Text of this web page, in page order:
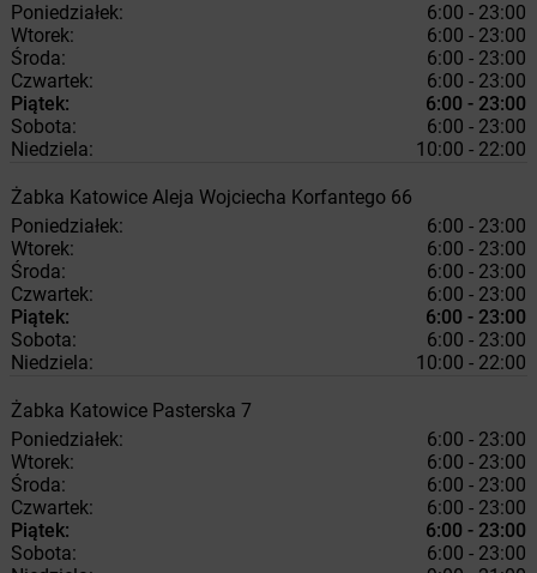
Poniedziałek:
6:00 - 23:00
Wtorek:
6:00 - 23:00
Środa:
6:00 - 23:00
Czwartek:
6:00 - 23:00
Piątek:
6:00 - 23:00
Sobota:
6:00 - 23:00
Niedziela:
10:00 - 22:00
Żabka Katowice Aleja Wojciecha Korfantego 66
Poniedziałek:
6:00 - 23:00
Wtorek:
6:00 - 23:00
Środa:
6:00 - 23:00
Czwartek:
6:00 - 23:00
Piątek:
6:00 - 23:00
Sobota:
6:00 - 23:00
Niedziela:
10:00 - 22:00
Żabka Katowice Pasterska 7
Poniedziałek:
6:00 - 23:00
Wtorek:
6:00 - 23:00
Środa:
6:00 - 23:00
Czwartek:
6:00 - 23:00
Piątek:
6:00 - 23:00
Sobota:
6:00 - 23:00